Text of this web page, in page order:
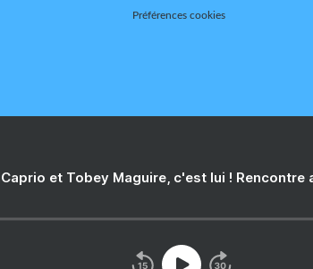
Préférences cookies
et Tobey Maguire, c'est lui ! Rencontre